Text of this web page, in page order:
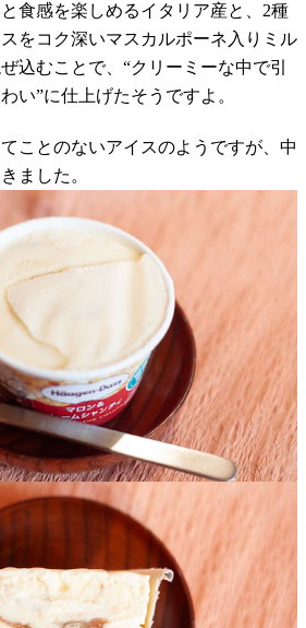
食感を楽しめるイタリア産と、2種
をコク深いマスカルポーネ入りミル
込むことで、“クリーミーな中で引
い”に仕上げたそうですよ。
ことのないアイスのようですが、中
ました。